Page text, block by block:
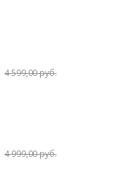
4 599,00 руб.
4 999,00 руб.